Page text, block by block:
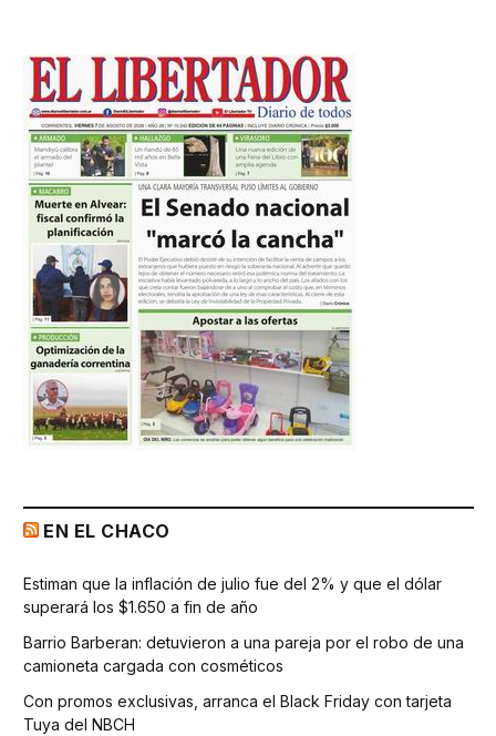
EN EL CHACO
Estiman que la inflación de julio fue del 2% y que el dólar
superará los $1.650 a fin de año
Barrio Barberan: detuvieron a una pareja por el robo de una
camioneta cargada con cosméticos
Con promos exclusivas, arranca el Black Friday con tarjeta
Tuya del NBCH